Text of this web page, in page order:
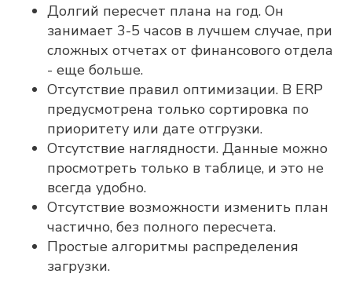
Долгий пересчет плана на год. Он
занимает 3-5 часов в лучшем случае, при
сложных отчетах от финансового отдела
- еще больше.
Отсутствие правил оптимизации. В ERP
предусмотрена только сортировка по
приоритету или дате отгрузки.
Отсутствие наглядности. Данные можно
просмотреть только в таблице, и это не
всегда удобно.
Отсутствие возможности изменить план
частично, без полного пересчета.
Простые алгоритмы распределения
загрузки.
КОНТАКТНЫЙ НОМЕР ТЕЛЕФОНА
НАЗВАНИЕ ПРЕДПРИЯТИЯ
ГОРОД
Я подтверждаю, что ознакомлен(а) и
политикой в отношении
обработки персональных данных, а
также даю своесогласие на обработку
данных и соглашаюсь